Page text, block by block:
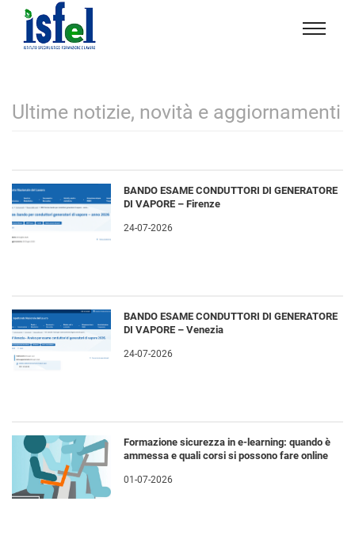
Isfel
formazione
Ultime notizie, novità e aggiornamenti
BANDO ESAME CONDUTTORI DI GENERATORE
DI VAPORE – Firenze
24-07-2026
BANDO ESAME CONDUTTORI DI GENERATORE
DI VAPORE – Venezia
24-07-2026
Formazione sicurezza in e-learning: quando è
ammessa e quali corsi si possono fare online
01-07-2026